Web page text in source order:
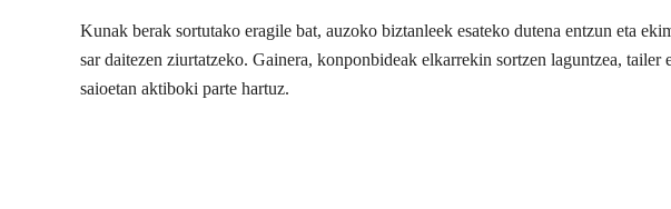
Kunak berak sortutako eragile bat, auzoko biztanleek esateko dutena entzun eta
sar daitezen ziurtatzeko. Gainera, konponbideak elkarrekin sortzen laguntzea, tailer
saioetan aktiboki parte hartuz.